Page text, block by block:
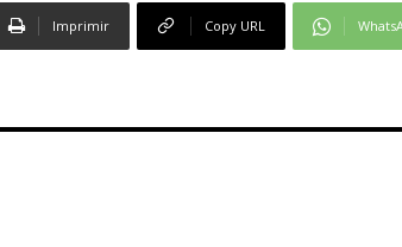
Imprimir Copy URL